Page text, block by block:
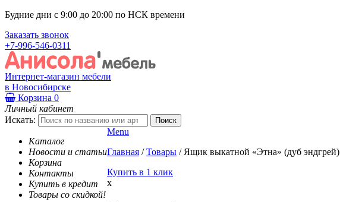
Будние дни с 9:00 до 20:00 по НСК времени
Заказать звонок
+7-996-546-0311
Интернет-магазин мебели
в Новосибирске
Корзина 0
Личный кабинет
Искать:
Каталог
Новости и статьи
Корзина
Контакты
Купить в кредит
Товары со скидкой!
Menu
Главная / Товары / Ящик выкатной «Этна» (дуб эндгрей)
Купить в 1 клик
x